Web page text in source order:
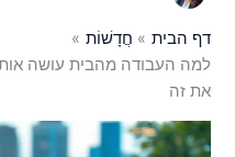
דף הבית
חֲדָשׁוֹת
למה העבודה מהבית עושה
את זה